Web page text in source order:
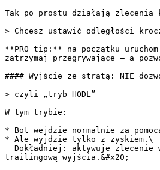
Tak po prostu działają zlecenia
> Chcesz ustawić odległości
**PRO tip:** na początku
zatrzymaj przegrywające — a
#### Wyjście ze stratą: NIE
> czyli „tryb HODL”
W tym trybie:
* Bot wejdzie normalnie za
* Ale wyjdzie tylko z zyskiem.\
trailingową wyjścia.&#x20;